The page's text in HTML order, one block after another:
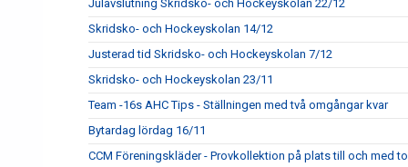
Julavslutning Skridsko- och Hockeyskolan 22/12
Skridsko- och Hockeyskolan 14/12
Justerad tid Skridsko- och Hockeyskolan 7/12
Skridsko- och Hockeyskolan 23/11
Team -16s AHC Tips - Ställningen med två omgångar kvar
Bytardag lördag 16/11
CCM Föreningskläder - Provkollektion på plats till och med